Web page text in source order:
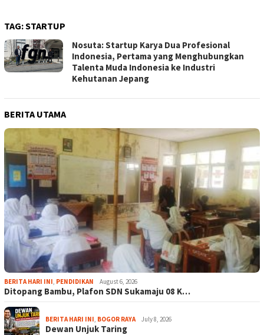
TAG:STARTUP
Nosuta: Startup Karya Dua Profesional
Indonesia, Pertama yang Menghubungkan
Talenta Muda Indonesia ke Industri
Kehutanan Jepang
BERITA UTAMA
BERITA HARI INI, PENDIDIKAN August 6, 2026
Ditopang Bambu, Plafon SDN Sukamaju 08 K…
BERITA HARI INI, BOGOR RAYA July 8, 2026
Dewan Unjuk Taring